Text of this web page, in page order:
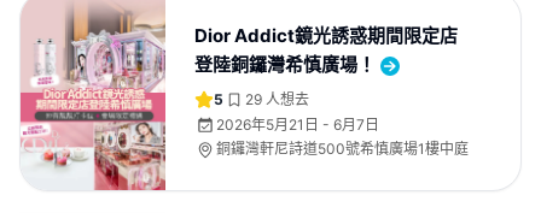
Dior Addict鏡光誘惑期間限定店
登陸銅鑼灣希慎廣場！
5 29 人想去
2026年5月21日 - 6月7日
銅鑼灣軒尼詩道500號希慎廣場1樓中庭